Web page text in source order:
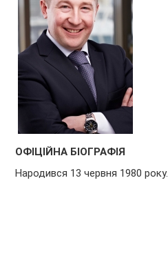
ОФІЦІЙНА БІОГРАФІЯ
Народився 13 червня 1980 року.